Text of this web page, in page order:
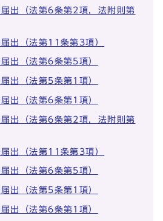
出（法第6条第2項，法附則第
出（法第11条第3項）
出（法第6条第5項）
出（法第5条第1項）
出（法第6条第1項）
出（法第6条第2項，法附則第
出（法第11条第3項）
出（法第6条第5項）
出（法第5条第1項）
出（法第6条第1項）